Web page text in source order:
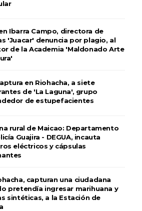
Ibarra Campo, directora de
'Juacar' denuncia por plagio, al
de la Academia 'Maldonado Arte
en Riohacha, a siete
de 'La Laguna', grupo
de estupefacientes
rural de Maicao: Departamento
Guajira - DEGUA, incauta
eléctricos y cápsulas
capturan una ciudadana
pretendía ingresar marihuana y
sintéticas, a la Estación de